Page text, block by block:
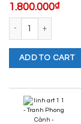
1.800.000₫
ADD TO CART